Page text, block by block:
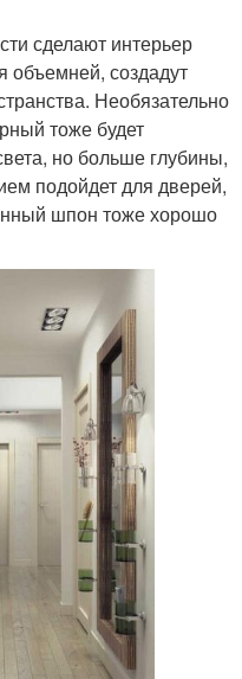
сделают интерьер
объемней, создадут
Необязательно
тоже будет
но больше глубины,
подойдет для дверей,
шпон тоже хорошо